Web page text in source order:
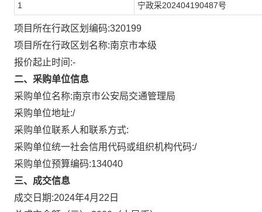
1 宁政采202404190487号
项目所在行政区划编码:320199
项目所在行政区划名称:南京市本级
报价起止时间:-
二、采购单位信息
采购单位名称:南京市公安局交通管理局
采购单位地址:/
采购单位联系人和联系方式:
采购单位统一社会信用代码或组织机构代码:/
采购单位预算编码:134040
三、成交信息
成交日期:2024年4月22日